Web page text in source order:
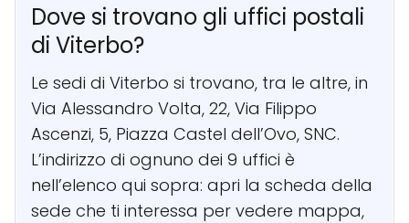
Dove si trovano gli uffici postali
di Viterbo?
Le sedi di Viterbo si trovano, tra le altre, in
Via Alessandro Volta, 22, Via Filippo
Ascenzi, 5, Piazza Castel dell’Ovo, SNC.
L’indirizzo di ognuno dei 9 uffici è
nell’elenco qui sopra: apri la scheda della
sede che ti interessa per vedere mappa,